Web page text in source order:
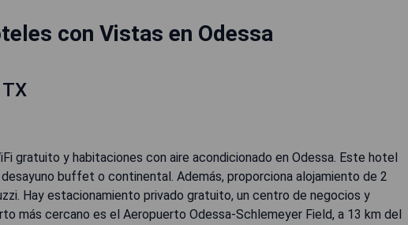
con Vistas en Odessa
gratuito y habitaciones con aire acondicionado en Odessa. Este hotel
buffet o continental. Además, proporciona alojamiento de 2
Hay estacionamiento privado gratuito, un centro de negocios y
más cercano es el Aeropuerto Odessa-Schlemeyer Field, a 13 km del